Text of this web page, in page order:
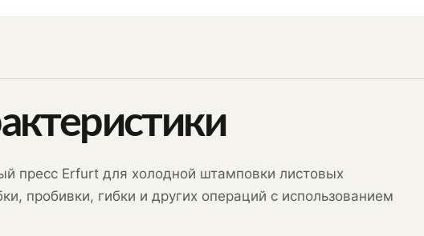
пресс Erfurt для холодной штамповки листовых
пробивки, гибки и других операций с использованием